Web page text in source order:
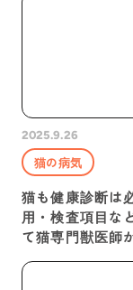
2025.9.26
猫の病気
猫も健康診断は
用・検査項目な
て猫専門獣医師